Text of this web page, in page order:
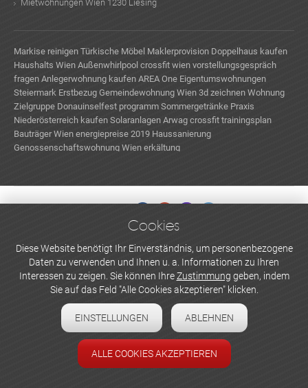
Mietwohnungen Wien 1230 Liesing
Markise reinigen Türkische Möbel Maklerprovision Doppelhaus kaufen
Haushalts Wien Außenwhirlpool crossfit wien vorstellungsgespräch
fragen Anlegerwohnung kaufen AREA One Eigentumswohnungen
Steiermark Erstbezug Gemeindewohnung Wien 3d zeichnen Wohnung
Zielgruppe Donauinselfest programm Sommergetränke Praxis
Niederösterreich kaufen Solaranlagen Arwag crossfit trainingsplan
Bauträger Wien energiepreise 2019 Haussanierung
Genossenschaftswohnung Wien erkältung
WERBEN UND INSERIEREN
Newsletter abonnieren
Datenschutzerklärung
Cookie-Einstellungen
Cookies
Diese Website benötigt Ihr Einverständnis, um personenbezogene
Daten zu verwenden und Ihnen u. a. Informationen zu Ihren
Interessen zu zeigen. Sie können IhreZustimmung geben, indem
Sie auf das Feld "Alle Cookies akzeptieren" klicken.
EINSTELLUNGEN ABLEHNEN
ALLE COOKIES AKZEPTIEREN